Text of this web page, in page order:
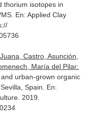
thorium isotopes in
En: Applied Clay
Castro, Asunción,
María del Pilar:
urban-grown organic
Spain. En:
. 2019.